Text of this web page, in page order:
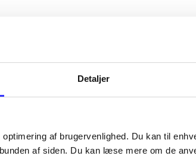
Detaljer
af brugervenlighed. Du kan til
af siden. Du kan læse mere om de